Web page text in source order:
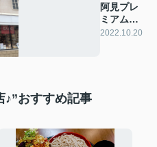
阿見プレ
ミアムア
ウトレッ
2022.10.20
おすすめ記事